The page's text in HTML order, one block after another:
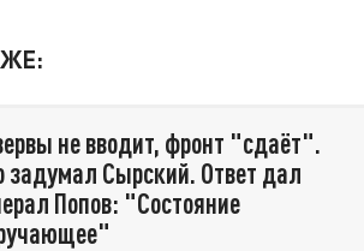
не вводит, фронт "сдаёт".
задумал Сырский. Ответ дал
Попов: "Состояние